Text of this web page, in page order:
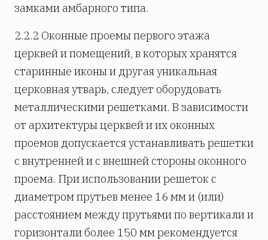
замками амбарного типа.
2.2.2 Оконные проемы первого этажа
церквей и помещений, в которых хранятся
старинные иконы и другая уникальная
церковная утварь, следует оборудовать
металлическими решетками. В зависимости
от архитектуры церквей и их оконных
проемов допускается устанавливать решетки
с внутренней и с внешней стороны оконного
проема. При использовании решеток с
диаметром прутьев менее 16 мм и (или)
расстоянием между прутьями по вертикали и
горизонтали более 150 мм рекомендуется